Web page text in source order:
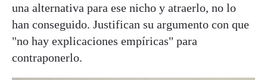
una alternativa para ese nicho y atraerlo, no lo
han conseguido. Justifican su argumento con que
"no hay explicaciones empíricas" para
contraponerlo.